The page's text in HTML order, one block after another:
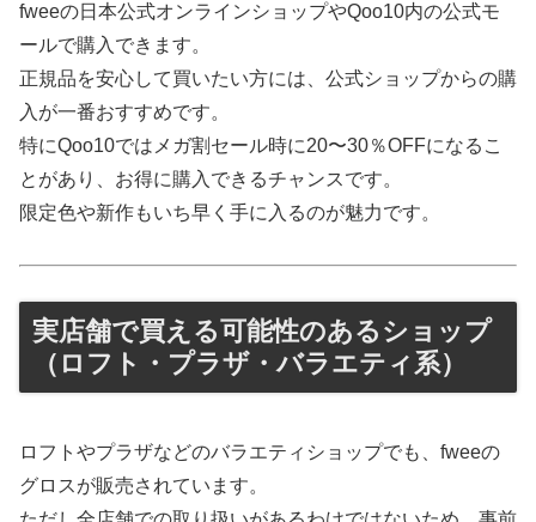
fweeの日本公式オンラインショップやQoo10内の公式モ
ールで購入できます。
正規品を安心して買いたい方には、公式ショップからの購
入が一番おすすめです。
特にQoo10ではメガ割セール時に20〜30％OFFになるこ
とがあり、お得に購入できるチャンスです。
限定色や新作もいち早く手に入るのが魅力です。
実店舗で買える可能性のあるショップ
（ロフト・プラザ・バラエティ系）
ロフトやプラザなどのバラエティショップでも、fweeの
グロスが販売されています。